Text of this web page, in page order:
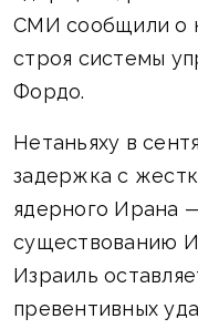
СМИ сообщили о
строя системы
Фордо.
Нетаньяху в
задержка с
ядерного Ирана
существованию
Израиль
превентивных